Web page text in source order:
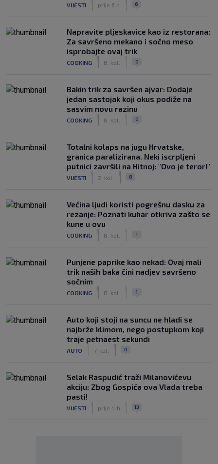
VIJESTI prije 6 h 6
Napravite pljeskavice kao iz restorana:
Za savršeno mekano i sočno meso
isprobajte ovaj trik
COOKING 8. kol. 0
Bakin trik za savršen ajvar: Dodaje
jedan sastojak koji okus podiže na
sasvim novu razinu
COOKING 8. kol. 0
Totalni kolaps na jugu Hrvatske,
granica paralizirana. Neki iscrpljeni
putnici završili na Hitnoj: "Ovo je teror!"
VIJESTI 2. kol. 8
Većina ljudi koristi pogrešnu dasku za
rezanje: Poznati kuhar otkriva zašto se
kune u ovu
COOKING 8. kol. 1
Punjene paprike kao nekad: Ovaj mali
trik naših baka čini nadjev savršeno
sočnim
COOKING 8. kol. 1
Auto koji stoji na suncu ne hladi se
najbrže klimom, nego postupkom koji
traje petnaest sekundi
AUTO 7. kol. 0
Selak Raspudić traži Milanovićevu
akciju: Zbog Gospića ova Vlada treba
pasti!
VIJESTI prije 4 h 13